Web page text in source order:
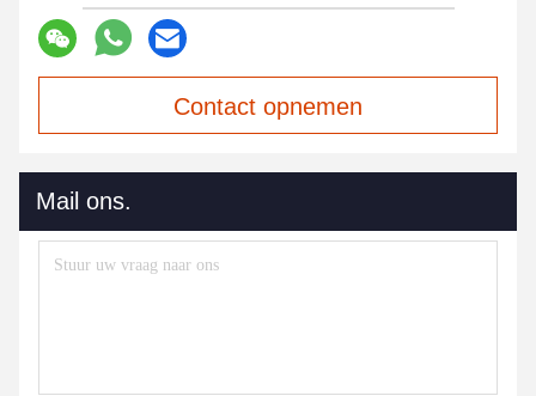
Contact opnemen
Mail ons.